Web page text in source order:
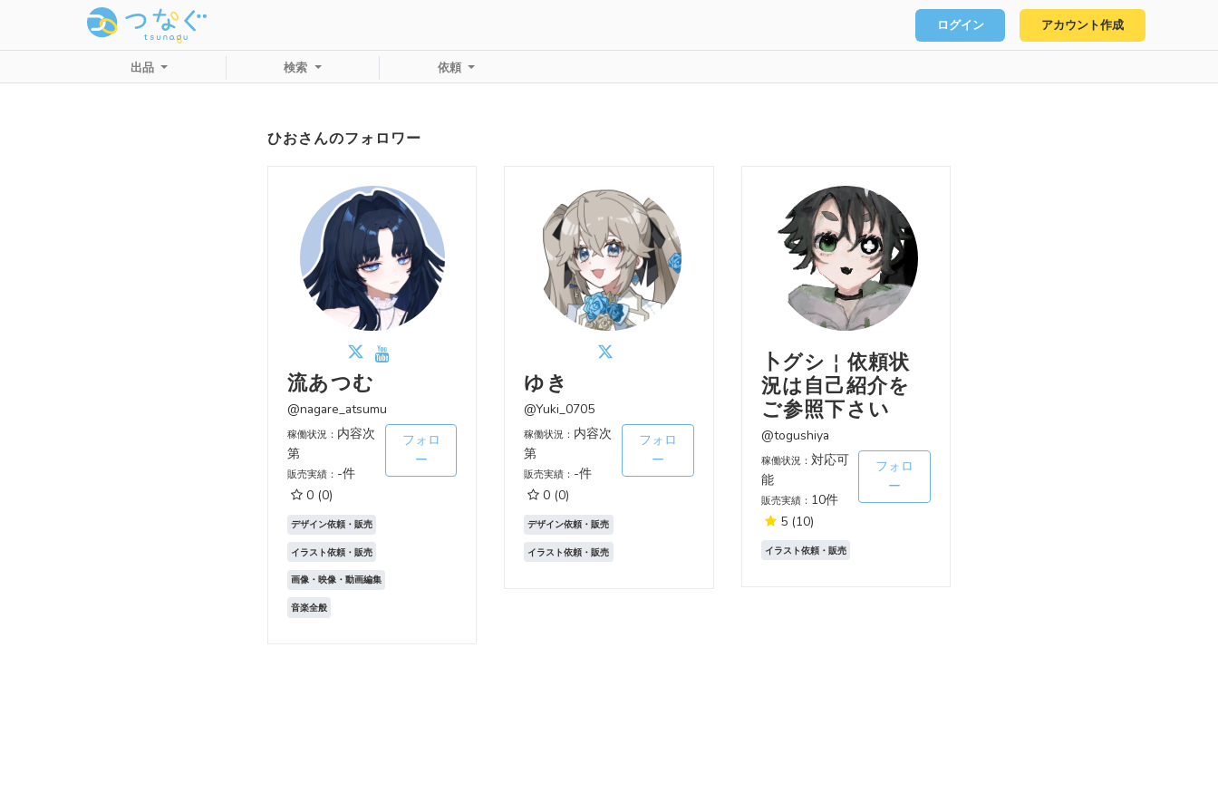
ログイン アカウント作成
出品 検索 依頼
ひおさんのフォロワー
流あつむ
@nagare_atsumu
稼働状況： 内容次
第
販売実績： -件
0 (0)
フォロ
ー
デザイン依頼・販売
イラスト依頼・販売
画像・映像・動画編集
音楽全般
ゆき
@Yuki_0705
稼働状況： 内容次
第
販売実績： -件
0 (0)
フォロ
ー
デザイン依頼・販売
イラスト依頼・販売
卜グシ￤依頼状
況は自己紹介を
ご参照下さい
@togushiya
稼働状況： 対応可
能
販売実績： 10件
5 (10)
フォロ
ー
イラスト依頼・販売